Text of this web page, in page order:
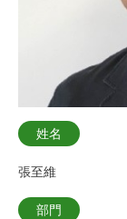
姓名
張至維
部門